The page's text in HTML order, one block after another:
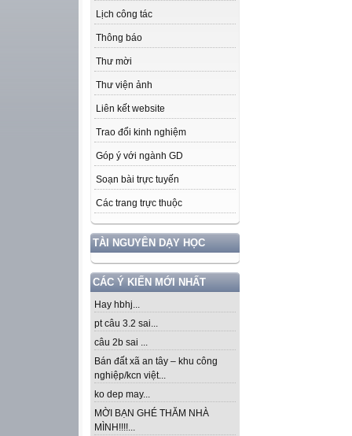
Lịch công tác
Thông báo
Thư mời
Thư viện ảnh
Liên kết website
Trao đổi kinh nghiệm
Góp ý với ngành GD
Soạn bài trực tuyến
Các trang trực thuộc
TÀI NGUYÊN DẠY HỌC
CÁC Ý KIẾN MỚI NHẤT
Hay hbhj...
pt câu 3.2 sai...
câu 2b sai ...
Bán đất xã an tây – khu công
nghiệp/kcn việt...
ko dep may...
MỜI BẠN GHÉ THĂM NHÀ
MÌNH!!!!...